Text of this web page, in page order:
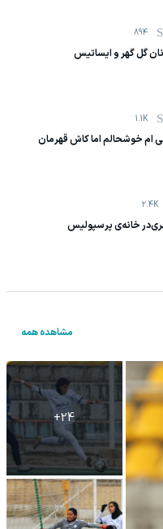
894
گل گهر و ایساتیس
1.1K
چترنور: از خانم گلی ام خوشحالم اما کاش قهرمان
2.4K
خانه‌ی پرسپولیس
مشاهده همه
+24